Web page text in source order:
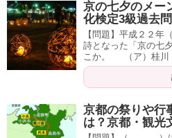
京の七夕のメー
化検定3級過去問
【問題】平成２２年
詩となった「京の七
こか。 （ア）桂川
京都の祭りや行
は？京都・観光